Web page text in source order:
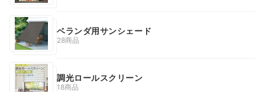
ベランダ用サンシェード
28商品
調光ロールスクリーン
18商品